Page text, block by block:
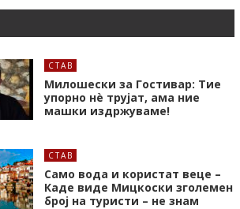
СТАВ
Милошески за Гостивар: Тие
упорно нѐ трујат, ама ние
машки издржуваме!
СТАВ
Само вода и користат веце –
Каде виде Мицкоски зголемен
број на туристи – не знам